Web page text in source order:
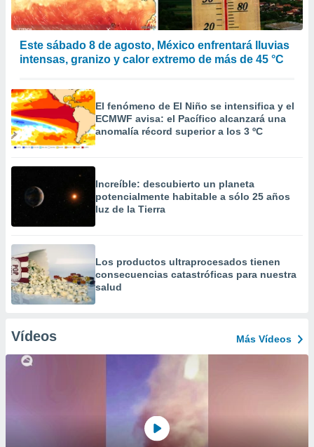
Este sábado 8 de agosto, México enfrentará lluvias
intensas, granizo y calor extremo de más de 45 °C
El fenómeno de El Niño se intensifica y el
ECMWF avisa: el Pacífico alcanzará una
anomalía récord superior a los 3 ºC
Increíble: descubierto un planeta
potencialmente habitable a sólo 25 años
luz de la Tierra
Los productos ultraprocesados ​​tienen
consecuencias catastróficas para nuestra
salud
Vídeos Más Vídeos